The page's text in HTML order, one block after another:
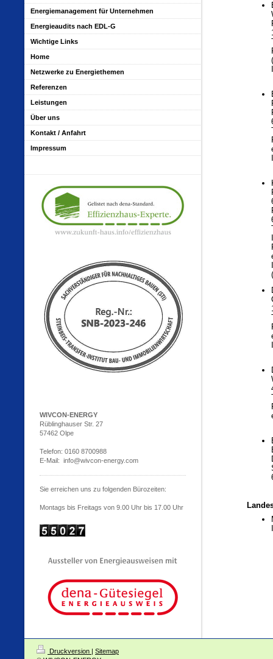
Energiemanagement für Unternehmen
Energieaudits nach EDL-G
Wichtige Links
Home
Netzwerke zu Energiethemen
Referenzen
Leistungen
Über uns
Kontakt / Anfahrt
Impressum
WIVCON-ENERGY
Rüblinghauser Str. 27
57462 Olpe
Telefon: 0160 8700988
E-Mail: info@wivcon-energy.com
Sie erreichen uns zu folgenden Bürozeiten:
Montags bis Freitags von 9.00 Uhr bis 17.00 Uhr
Druckversion | Sitemap